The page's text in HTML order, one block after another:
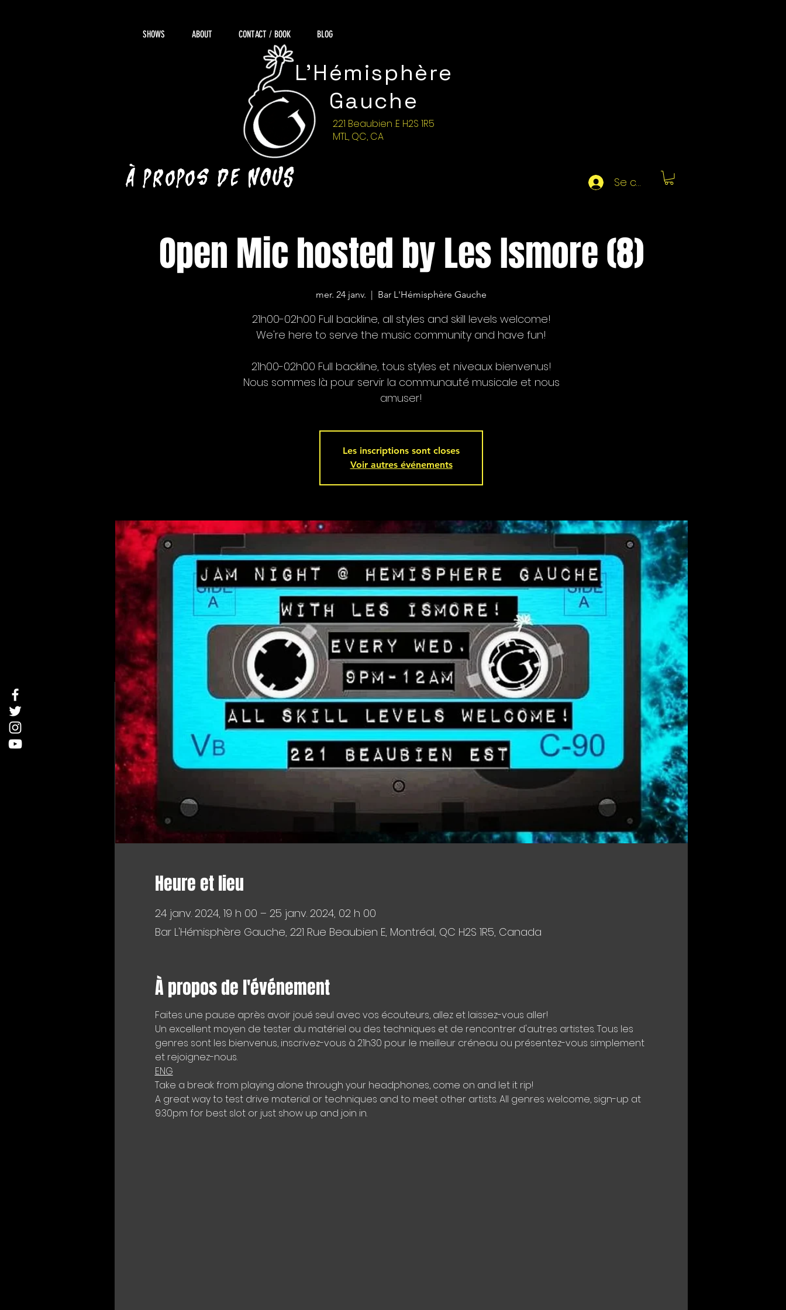
221 Beaubien .E H2S 1R5
MTL, QC, CA
L'Hémisphère
Gauche
SHOWS ABOUT CONTACT / BOOK BLOG
À propos de NOUS Se connecter
Open Mic hosted by Les Ismore (8)
mer. 24 janv.
  |
Bar L'Hémisphère Gauche
21h00-02h00 Full backline, all styles and skill levels welcome!
We're here to serve the music community and have fun!
21h00-02h00 Full backline, tous styles et niveaux bienvenus!
Nous sommes là pour servir la communauté musicale et nous
amuser!
Les inscriptions sont closes
Voir autres événements
Heure et lieu
24 janv. 2024, 19 h 00 – 25 janv. 2024, 02 h 00
Bar L'Hémisphère Gauche, 221 Rue Beaubien E, Montréal, QC H2S 1R5, Canada
À propos de l'événement
Faites une pause après avoir joué seul avec vos écouteurs, allez et laissez-vous aller!
Un excellent moyen de tester du matériel ou des techniques et de rencontrer d'autres artistes. Tous les
genres sont les bienvenus, inscrivez-vous à 21h30 pour le meilleur créneau ou présentez-vous simplement
et rejoignez-nous.
ENG
Take a break from playing alone through your headphones, come on and let it rip!
A great way to test drive material or techniques and to meet other artists. All genres welcome, sign-up at
9:30pm for best slot or just show up and join in.